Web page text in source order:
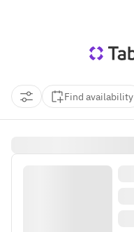
Find availability